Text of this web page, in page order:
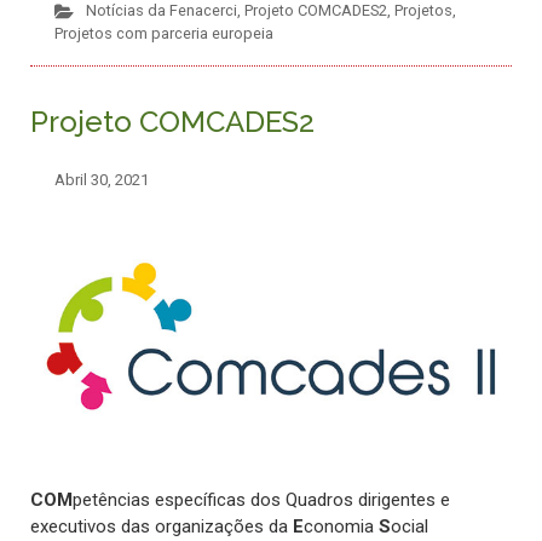
Notícias da Fenacerci, Projeto COMCADES2, Projetos,
Projetos com parceria europeia
Projeto COMCADES2
Abril 30, 2021
COMpetências específicas dos Quadros dirigentes e
executivos das organizações da Economia Social